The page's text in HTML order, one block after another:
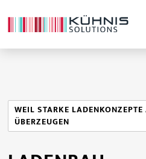
WEIL STARKE
ÜBERZEUGEN